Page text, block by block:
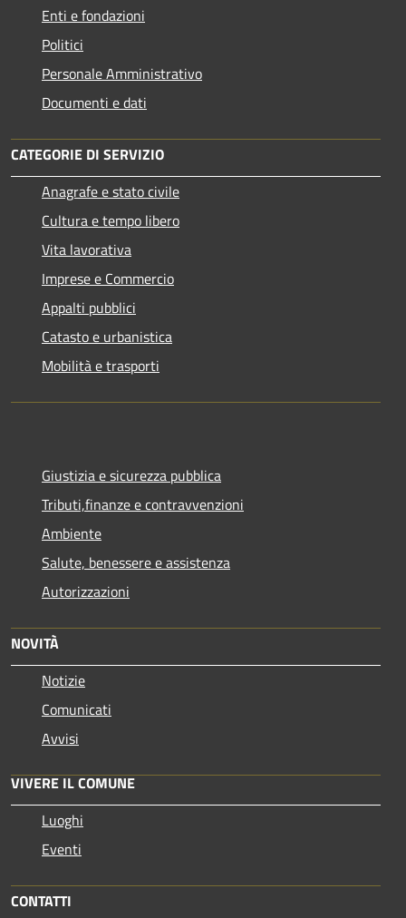
Enti e fondazioni
Politici
Personale Amministrativo
Documenti e dati
CATEGORIE DI SERVIZIO
Anagrafe e stato civile
Cultura e tempo libero
Vita lavorativa
Imprese e Commercio
Appalti pubblici
Catasto e urbanistica
Mobilità e trasporti
Giustizia e sicurezza pubblica
Tributi,finanze e contravvenzioni
Ambiente
Salute, benessere e assistenza
Autorizzazioni
NOVITÀ
Notizie
Comunicati
Avvisi
VIVERE IL COMUNE
Luoghi
Eventi
CONTATTI